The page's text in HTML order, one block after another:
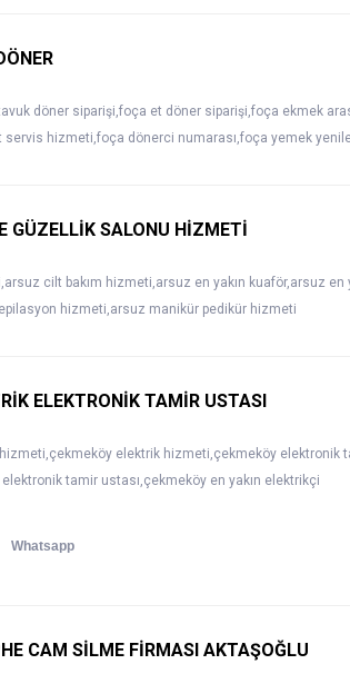
döner siparişi,foça et döner siparişi,foça ekmek
servis hizmeti,foça dönerci numarası,foça yemek
GÜZELLİK SALONU HİZMETİ
cilt bakım hizmeti,arsuz en yakın kuaför,arsuz
hizmeti,arsuz manikür pedikür hizmeti
ELEKTRONİK TAMİR USTASI
elektrik hizmeti,çekmeköy
tamir ustası,çekmeköy en yakın elektrikçi
Whatsapp
CAM SİLME FİRMASI AKTAŞOĞLU